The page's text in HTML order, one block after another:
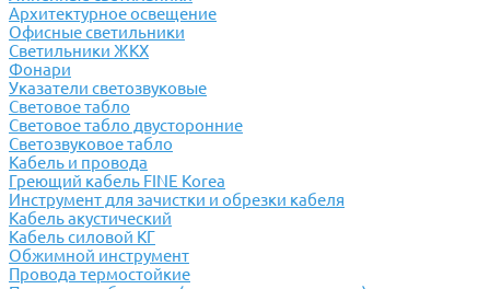
Архитектурное освещение
Офисные светильники
Светильники ЖКХ
Фонари
Указатели светозвуковые
Световое табло
Световое табло двусторонние
Светозвуковое табло
Кабель и провода
Греющий кабель FINE Korea
Инструмент для зачистки и обрезки кабеля
Кабель акустический
Кабель силовой КГ
Обжимной инструмент
Провода термостойкие